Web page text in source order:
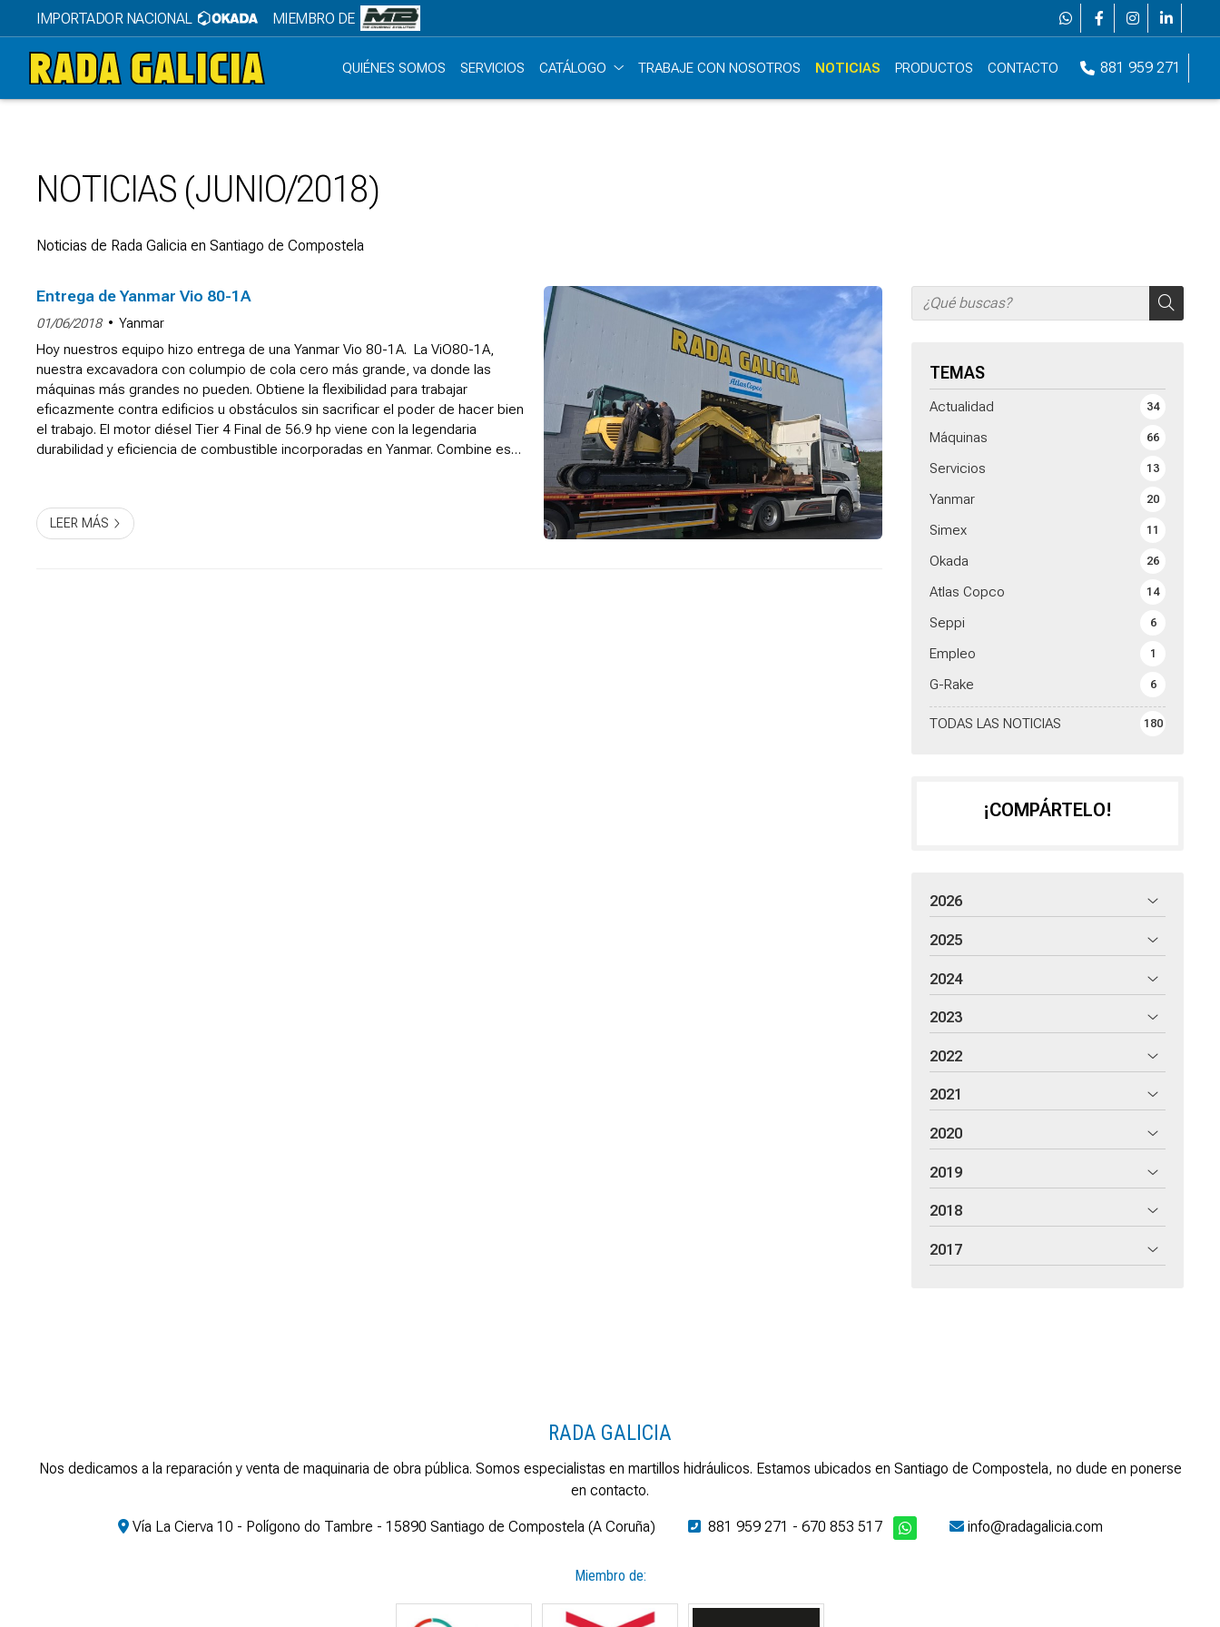
IMPORTADOR NACIONAL MIEMBRO DE
QUIÉNES SOMOS SERVICIOS CATÁLOGO TRABAJE CON NOSOTROS NOTICIAS PRODUCTOS CONTACTO 881 959 271
NOTICIAS (JUNIO/2018)
Noticias de Rada Galicia en Santiago de Compostela
TEMAS
TODAS LAS NOTICIAS 180
Actualidad 34
Máquinas 66
Servicios 13
Yanmar 20
Simex 11
Okada 26
Atlas Copco 14
Seppi 6
Empleo 1
G-Rake 6
Entrega de Yanmar Vio 80-1A
01/06/2018 Yanmar
Hoy nuestros equipo hizo entrega de una Yanmar Vio 80-1A. La ViO80-1A,
nuestra excavadora con columpio de cola cero más grande, va donde las
máquinas más grandes no pueden. Obtiene la flexibilidad para trabajar
eficazmente contra edificios u obstáculos sin sacrificar el poder de hacer bien
el trabajo. El motor diésel Tier 4 Final de 56.9 hp viene con la legendaria
durabilidad y eficiencia de combustible incorporadas en Yanmar. Combine eso
LEER MÁS
¡COMPÁRTELO!
2026
2025
2024
2023
2022
2021
2020
2019
2018
2017
RADA GALICIA
Nos dedicamos a la reparación y venta de maquinaria de obra pública. Somos especialistas en martillos hidráulicos. Estamos ubicados en Santiago de Compostela, no dude en ponerse
en contacto.
Vía La Cierva 10 - Polígono do Tambre - 15890 Santiago de Compostela (A Coruña) 881 959 271 - 670 853 517 info@radagalicia.com
Miembro de: